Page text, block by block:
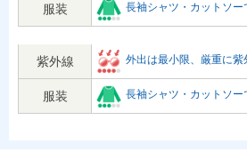
服装 長袖シャツ・カットソー
紫外線 外出は最小限、厳重に紫
服装 長袖シャツ・カットソー